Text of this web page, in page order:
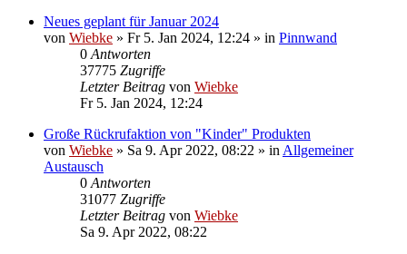
Neues geplant für Januar 2024
von Wiebke » Fr 5. Jan 2024, 12:24 » in Pinnwand
0Antworten
37775 Zugriffe
Letzter Beitrag von Wiebke
Fr 5. Jan 2024, 12:24
Große Rückrufaktion von "Kinder" Produkten
von Wiebke » Sa 9. Apr 2022, 08:22 » inAllgemeiner
Austausch
0Antworten
31077 Zugriffe
Letzter Beitrag von Wiebke
Sa 9. Apr 2022, 08:22